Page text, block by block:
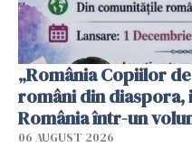
„România Copiilor
români din diaspora,
România într-un
06 AUGUST 2026